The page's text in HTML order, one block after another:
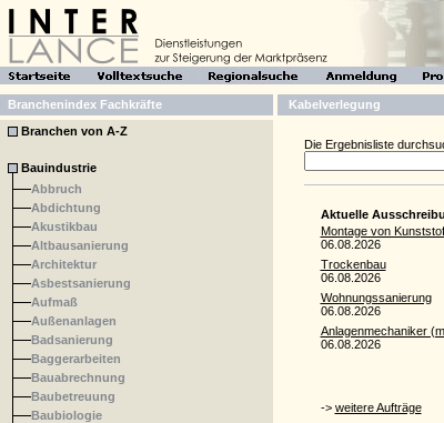
Branchenindex Fachkräfte Kabelverlegung
Branchen von A-Z
Bauindustrie
Abbruch
Abdichtung
Akustikbau
Altbausanierung
Architektur
Asbestsanierung
Aufmaß
Außenanlagen
Badsanierung
Baggerarbeiten
Bauabrechnung
Baubetreuung
Baubiologie
Die Ergebnisliste
Aktuelle
Montage von
06.08.2026
Trockenbau
06.08.2026
Wohnungssanierung
06.08.2026
Anlagenmechaniker
06.08.2026
-> weitere Aufträge